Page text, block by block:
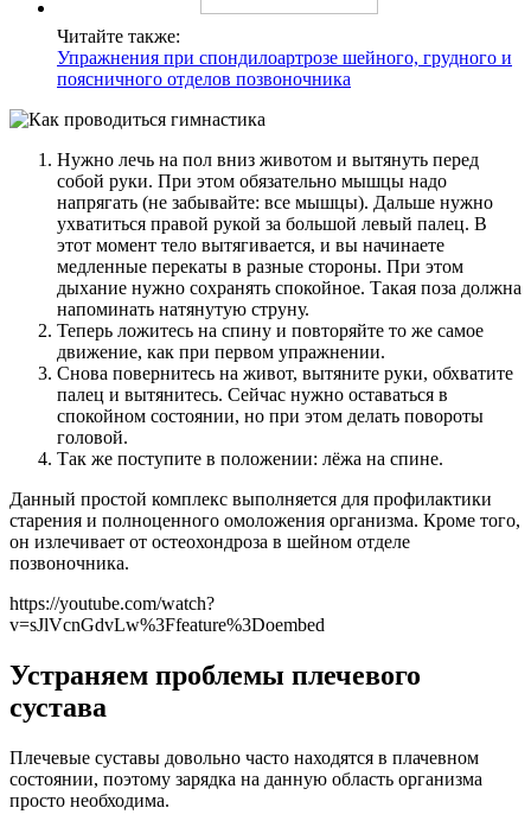
Читайте также:
Упражнения при спондилоартрозе шейного, грудного и
поясничного отделов позвоночника
Нужно лечь на пол вниз животом и вытянуть перед
собой руки. При этом обязательно мышцы надо
напрягать (не забывайте: все мышцы). Дальше нужно
ухватиться правой рукой за большой левый палец. В
этот момент тело вытягивается, и вы начинаете
медленные перекаты в разные стороны. При этом
дыхание нужно сохранять спокойное. Такая поза должна
напоминать натянутую струну.
Теперь ложитесь на спину и повторяйте то же самое
движение, как при первом упражнении.
Снова повернитесь на живот, вытяните руки, обхватите
палец и вытянитесь. Сейчас нужно оставаться в
спокойном состоянии, но при этом делать повороты
головой.
Так же поступите в положении: лёжа на спине.
Данный простой комплекс выполняется для профилактики
старения и полноценного омоложения организма. Кроме того,
он излечивает от остеохондроза в шейном отделе
позвоночника.
https://youtube.com/watch?
v=sJlVcnGdvLw%3Ffeature%3Doembed
Устраняем проблемы плечевого
сустава
Плечевые суставы довольно часто находятся в плачевном
состоянии, поэтому зарядка на данную область организма
просто необходима.